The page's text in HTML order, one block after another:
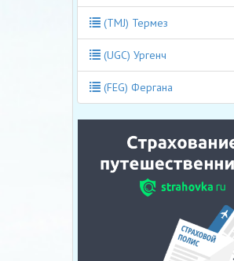
(TMJ) Термез
(UGC) Ургенч
(FEG) Фергана